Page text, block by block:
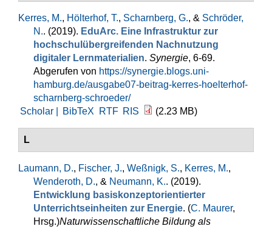
Kerres, M., Hölterhof, T., Scharnberg, G., & Schröder,
N.. (2019). EduArc. Eine Infrastruktur zur
hochschulübergreifenden Nachnutzung
digitaler Lernmaterialien. Synergie, 6-69.
Abgerufen von https://synergie.blogs.uni-
hamburg.de/ausgabe07-beitrag-kerres-hoelterhof-
scharnberg-schroeder/
Scholar |
BibTeX RTF RIS (2.23 MB)
L
Laumann, D., Fischer, J., Weßnigk, S., Kerres, M.,
Wenderoth, D., & Neumann, K.. (2019).
Entwicklung basiskonzeptorientierter
Unterrichtseinheiten zur Energie. (C. Maurer,
Hrsg.)Naturwissenschaftliche Bildung als